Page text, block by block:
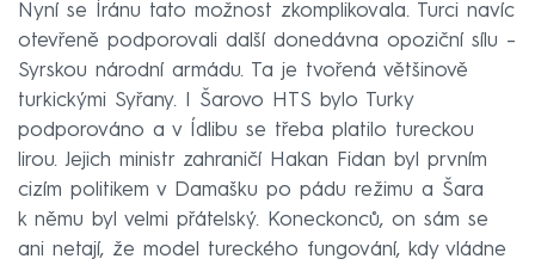
Nyní se Íránu tato možnost zkomplikovala. Turci navíc
otevřeně podporovali další donedávna opoziční sílu –
Syrskou národní armádu. Ta je tvořená většinově
turkickými Syřany. I Šarovo HTS bylo Turky
podporováno a v Ídlibu se třeba platilo tureckou
lirou. Jejich ministr zahraničí Hakan Fidan byl prvním
cizím politikem v Damašku po pádu režimu a Šara
k němu byl velmi přátelský. Koneckonců, on sám se
ani netají, že model tureckého fungování, kdy vládne